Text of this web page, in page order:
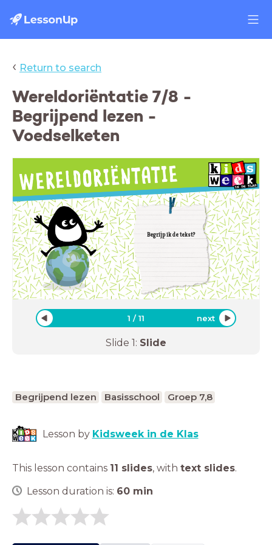
‹ Return to search
Wereldoriëntatie 7/8 -
Begrijpend lezen -
Voedselketen
Begrijp ik de tekst?
1 /11 next
Slide 1: Slide
Begrijpend lezen Basisschool Groep 7,8
Lesson by Kidsweek in de Klas
This lesson contains 11 slides, with text slides.
Lesson duration is: 60 min